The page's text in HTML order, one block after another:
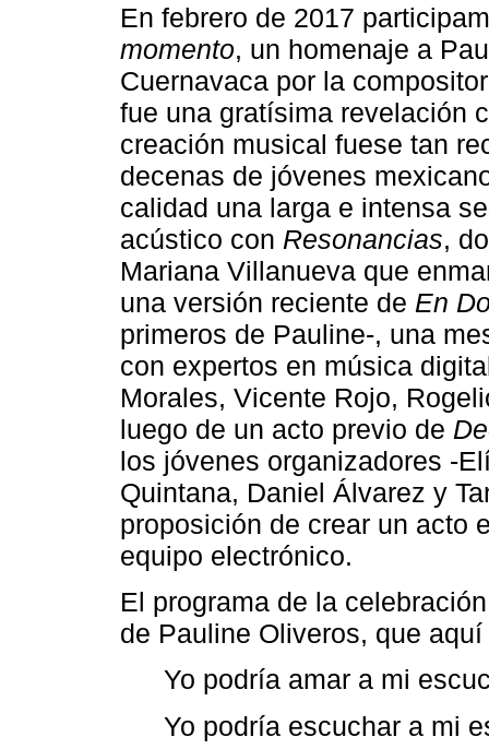
En febrero de 2017
momento, un homenaje a
Cuernavaca por la
fue una gratísima revelación
creación musical fuese tan
decenas de jóvenes
calidad una larga e intensa
acústico con Resonancias,
Mariana Villanueva que
una versión reciente de En
primeros de Pauline-, una
con expertos en música
Morales, Vicente Rojo,
luego de un acto previo de
los jóvenes organizadores -
Quintana, Daniel Álvarez y
proposición de crear un acto
equipo electrónico.
El programa de la
de Pauline Oliveros, que
Yo podría amar a mi
Yo podría escuchar a mi